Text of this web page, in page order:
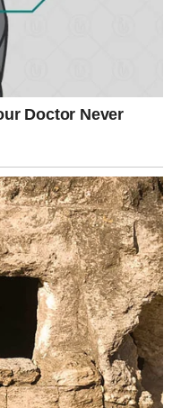
muha. Klinčići imaju
tako da prerežete
polovicu stavite klinčić.
kao što su vrata i
svaka tri dana.
primijetili koliko su ovi
u sprječavanju
štetnika ne samo
i rizik za vaše
za namamljivanje
sorte, obična muha
je promatrali kao